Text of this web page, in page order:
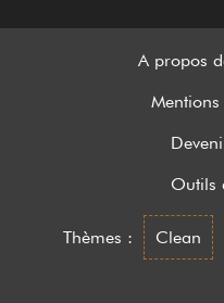
A propos
Outils
Thèmes :
Clean